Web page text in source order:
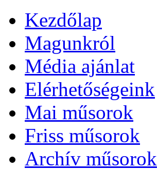
Kezdőlap
Magunkról
Média ajánlat
Elérhetőségeink
Mai műsorok
Friss műsorok
Archív műsorok